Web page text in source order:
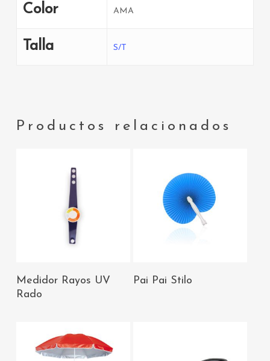
Color AMA
Talla S/T
Productos relacionados
AÑADIR AL
CARRITO
Medidor Rayos UV
Rado
AÑADIR AL
Pai Pai Stilo